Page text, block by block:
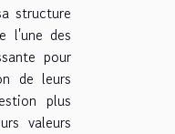
structure
l'une des
pour
de leurs
plus
valeurs